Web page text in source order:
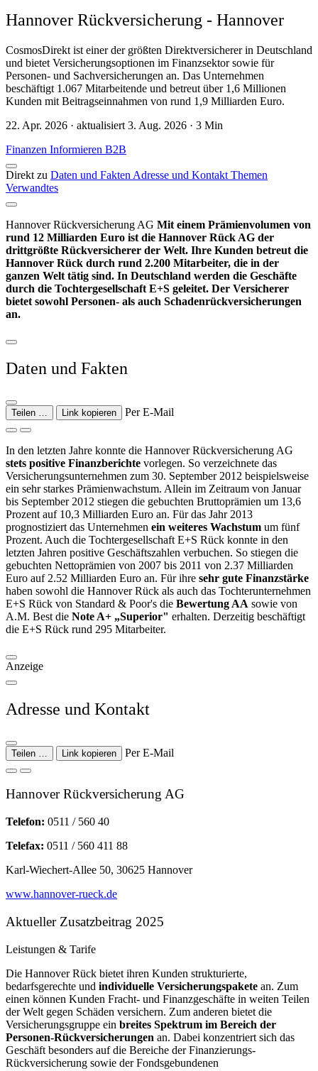
Hannover Rückversicherung - Hannover
CosmosDirekt ist einer der größten Direktversicherer in Deutschland
und bietet Versicherungsoptionen im Finanzsektor sowie für
Personen- und Sachversicherungen an. Das Unternehmen
beschäftigt 1.067 Mitarbeitende und betreut über 1,6 Millionen
Kunden mit Beitragseinnahmen von rund 1,9 Milliarden Euro.
22. Apr. 2026 · aktualisiert 3. Aug. 2026 · 3 Min
Finanzen Informieren B2B
Direkt zu Daten und Fakten Adresse und Kontakt Themen
Verwandtes
Hannover Rückversicherung AG Mit einem Prämienvolumen von
rund 12 Milliarden Euro ist die Hannover Rück AG der
drittgrößte Rückversicherer der Welt. Ihre Kunden betreut die
Hannover Rück durch rund 2.200 Mitarbeiter, die in der
ganzen Welt tätig sind. In Deutschland werden die Geschäfte
durch die Tochtergesellschaft E+S geleitet. Der Versicherer
bietet sowohl Personen- als auch Schadenrückversicherungen
an.
Daten und Fakten
Teilen … Link kopieren Per E-Mail
In den letzten Jahre konnte die Hannover Rückversicherung AG
stets positive Finanzberichte vorlegen. So verzeichnete das
Versicherungsunternehmen zum 30. September 2012 beispielsweise
ein sehr starkes Prämienwachstum. Allein im Zeitraum von Januar
bis September 2012 stiegen die gebuchten Bruttoprämien um 13,6
Prozent auf 10,3 Milliarden Euro an. Für das Jahr 2013
prognostiziert das Unternehmen ein weiteres Wachstum um fünf
Prozent. Auch die Tochtergesellschaft E+S Rück konnte in den
letzten Jahren positive Geschäftszahlen verbuchen. So stiegen die
gebuchten Nettoprämien von 2007 bis 2011 von 2.37 Milliarden
Euro auf 2.52 Milliarden Euro an. Für ihre sehr gute Finanzstärke
haben sowohl die Hannover Rück als auch das Tochterunternehmen
E+S Rück von Standard & Poor's die Bewertung AA sowie von
A.M. Best die Note A+ „Superior" erhalten. Derzeitig beschäftigt
die E+S Rück rund 295 Mitarbeiter.
Anzeige
Adresse und Kontakt
Teilen … Link kopieren Per E-Mail
Hannover Rückversicherung AG
Telefon: 0511 / 560 40
Telefax: 0511 / 560 411 88
Karl-Wiechert-Allee 50, 30625 Hannover
www.hannover-rueck.de
Aktueller Zusatzbeitrag 2025
Leistungen & Tarife
Die Hannover Rück bietet ihren Kunden strukturierte,
bedarfsgerechte und individuelle Versicherungspakete an. Zum
einen können Kunden Fracht- und Finanzgeschäfte in weiten Teilen
der Welt gegen Schäden versichern. Zum anderen bietet die
Versicherungsgruppe ein breites Spektrum im Bereich der
Personen-Rückversicherungen an. Dabei konzentriert sich das
Geschäft besonders auf die Bereiche der Finanzierungs-
Rückversicherung sowie der Fondsgebundenen